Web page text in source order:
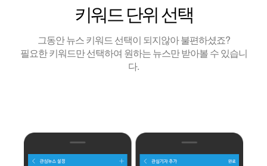
키워드 단위 선택
그동안 뉴스 키워드 선택이 되지않아 불편하셨죠?
필요한 키워드만 선택하여 원하는 뉴스만 받아볼 수 있습니
다.